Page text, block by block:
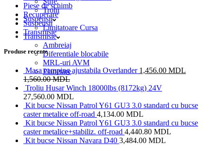
Trolii
Suspensii
Limitatoare Cursa
Transmisie
Ambreiaj
Diferentiale blocabile
MRL-uri AVM
Planetare
Piese de schimb
Recuperare
Suspensii
Transmisie
Produse recente
Masa camping ajustabila Overlander 1,456.00 MDL
1,560.00MDL
Troliu Husar Winch 18000lbs (8172kg) 24V
27,560.00 MDL
Kit bucse Nissan Patrol Y61 GU3 3.0 standard cu bucse
caster metalice off-road 4,134.00 MDL
Kit bucse Nissan Patrol Y61 GU3 3.0 standard cu bucse
caster metalice+stabiliz. off-road 4,440.80 MDL
Kit bucse Nissan Navara D40 3,484.00 MDL